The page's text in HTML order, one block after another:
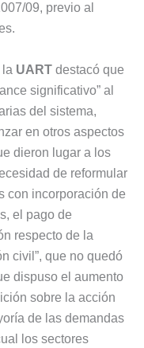
09, previo al
la UART destacó que
significativo” al
del sistema,
en otros aspectos
dieron lugar a los
de reformular
con incorporación de
el pago de
respecto de la
civil”, que no quedó
dispuso el aumento
sobre la acción
de las demandas
los sectores